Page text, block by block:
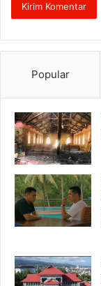
Popular